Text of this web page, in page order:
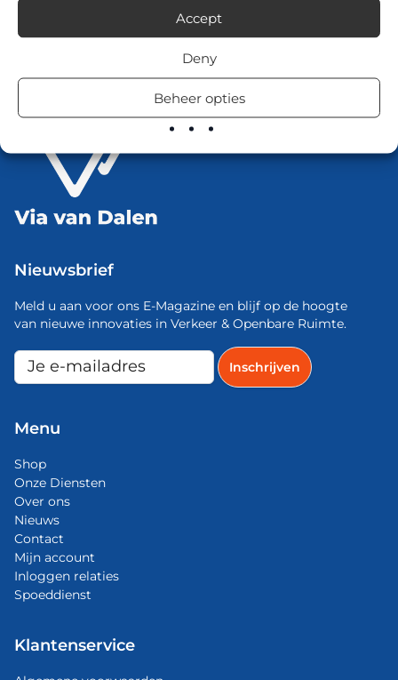
Accept
Deny
Beheer opties
Nieuwsbrief
Meld u aan voor ons E-Magazine en blijf op de hoogte
van nieuwe innovaties in Verkeer & Openbare Ruimte.
Menu
Shop
Onze Diensten
Over ons
Nieuws
Contact
Mijn account
Inloggen relaties
Spoeddienst
Klantenservice